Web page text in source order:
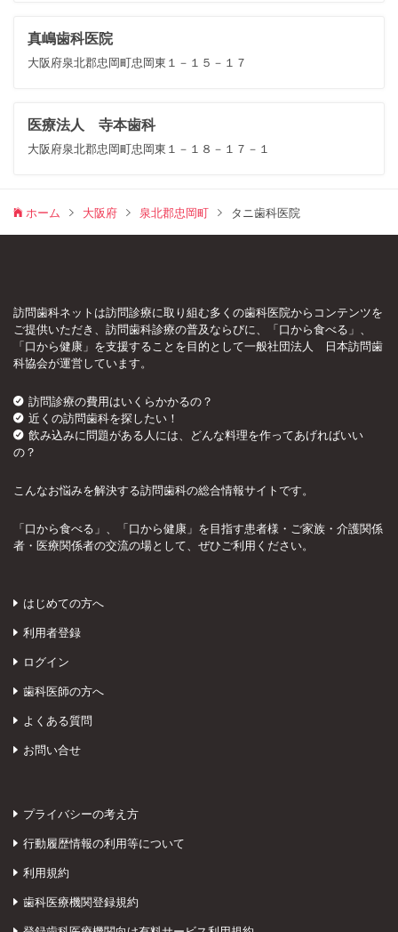
真嶋歯科医院
大阪府泉北郡忠岡町忠岡東１－１５－１７
医療法人 寺本歯科
大阪府泉北郡忠岡町忠岡東１－１８－１７－１
ホーム 大阪府 泉北郡忠岡町 タニ歯科医院
訪問歯科ネットは訪問診療に取り組む多くの歯科医院からコンテンツを
ご提供いただき、訪問歯科診療の普及ならびに、「口から食べる」、
「口から健康」を支援することを目的として一般社団法人 日本訪問歯
科協会が運営しています。
訪問診療の費用はいくらかかるの？
近くの訪問歯科を探したい！
飲み込みに問題がある人には、どんな料理を作ってあげればいい
の？
こんなお悩みを解決する訪問歯科の総合情報サイトです。
「口から食べる」、「口から健康」を目指す患者様・ご家族・介護関係
者・医療関係者の交流の場として、ぜひご利用ください。
はじめての方へ
利用者登録
ログイン
歯科医師の方へ
よくある質問
お問い合せ
プライバシーの考え方
行動履歴情報の利用等について
利用規約
歯科医療機関登録規約